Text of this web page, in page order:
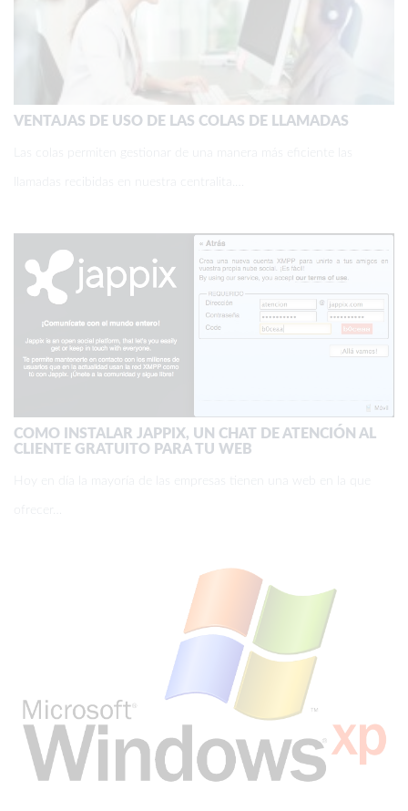
VENTAJAS DE USO DE LAS COLAS DE LLAMADAS
Las colas permiten gestionar de una manera más eficiente las
llamadas recibidas en nuestra centralita.…
COMO INSTALAR JAPPIX, UN CHAT DE ATENCIÓN AL
CLIENTE GRATUITO PARA TU WEB
ofrecer…